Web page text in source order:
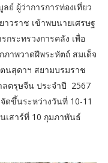
ย์ ผู้ว่าการการท่องเที่ยว
วราช เข้าพบนายเศรษฐ
ระทรวงการคลัง เพื่อ
าพวาดฝีพระหัตถ์ สมเด็จ
นสุดาฯ สยามบรมราช
ลตรุษจีน ประจำปี 2567
ดขึ้นระหว่างวันที่ 10-11
เสาร์ที่ 10 กุมภาพันธ์